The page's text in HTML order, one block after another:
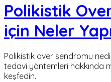
Polikistik
için Neler
Polikistik over sendromu
tedavi yöntemleri hakkında
keşfedin.